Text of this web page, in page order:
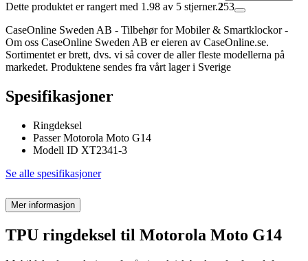
Dette produktet er rangert med 1.98 av 5 stjerner.253
CaseOnline Sweden AB - Tilbehør for Mobiler & Smartklockor -
Om oss CaseOnline Sweden AB er eieren av CaseOnline.se.
Sortimentet er brett, dvs. vi så cover de aller fleste modellerna på
markedet. Produktene sendes fra vårt lager i Sverige
Spesifikasjoner
Ringdeksel
Passer Motorola Moto G14
Modell ID XT2341-3
Se alle spesifikasjoner
Mer informasjon
TPU ringdeksel til Motorola Moto G14